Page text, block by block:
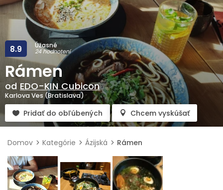
Úžasné
24 hodnotení
8.9
Rámen
od EDO-KIN Cubicon
Karlova Ves (Bratislava)
Pridať do obľúbených Chcem vyskúšať
Domov Kategórie Ázijská Rámen